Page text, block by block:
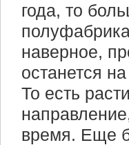
года, то
наверное,
останется
То есть
время. Еще